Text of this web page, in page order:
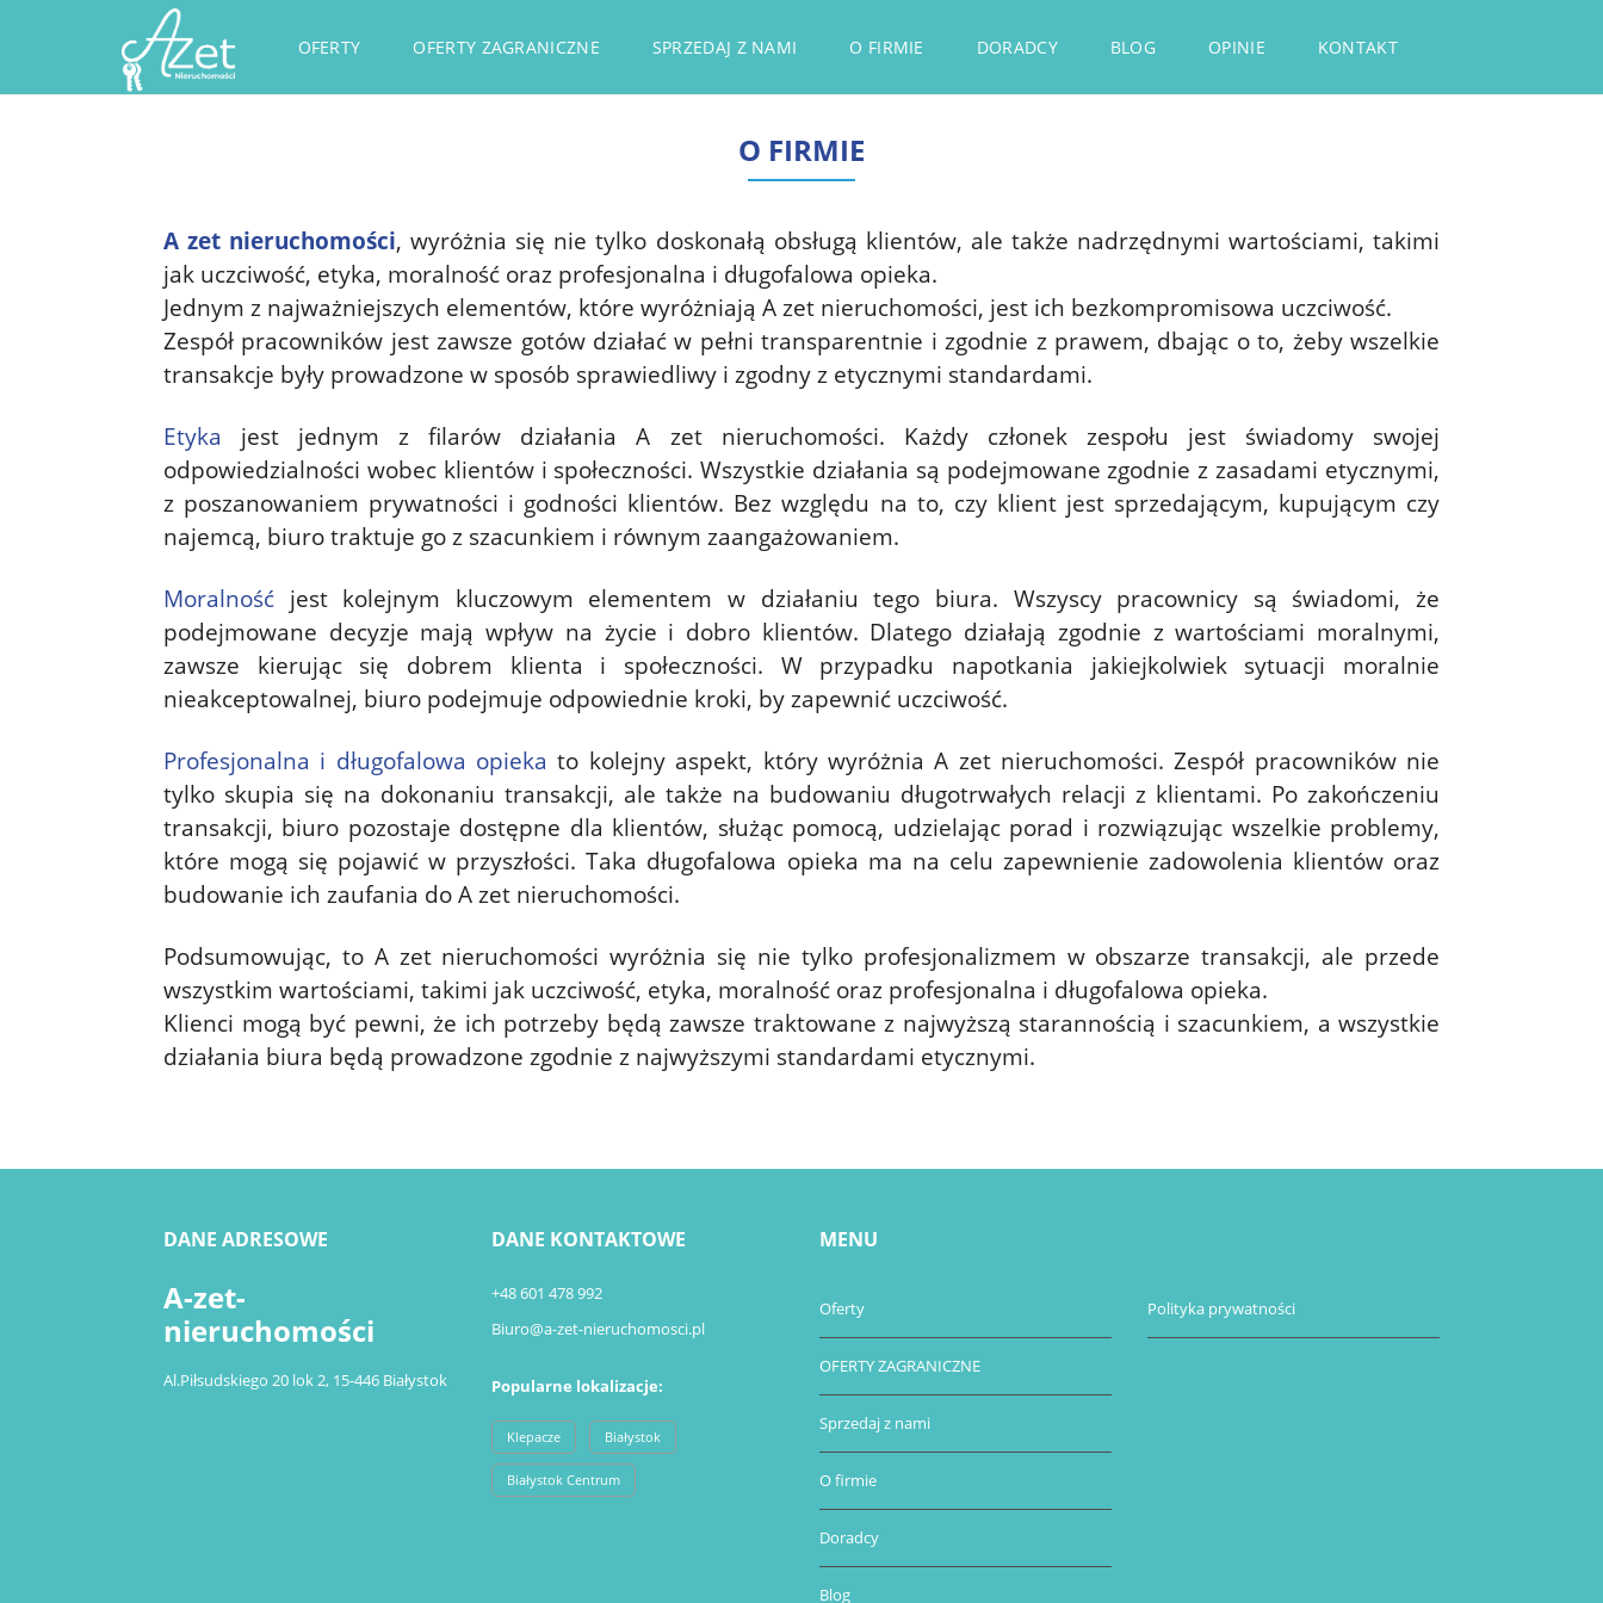
OFERTY OFERTY ZAGRANICZNE SPRZEDAJ Z NAMI O FIRMIE DORADCY BLOG OPINIE KONTAKT
O FIRMIE
A zet nieruchomości, wyróżnia się nie tylko doskonałą obsługą klientów, ale także nadrzędnymi wartościami, takimi
jak uczciwość, etyka, moralność oraz profesjonalna i długofalowa opieka.
Jednym z najważniejszych elementów, które wyróżniają A zet nieruchomości, jest ich bezkompromisowa uczciwość.
Zespół pracowników jest zawsze gotów działać w pełni transparentnie i zgodnie z prawem, dbając o to, żeby wszelkie
transakcje były prowadzone w sposób sprawiedliwy i zgodny z etycznymi standardami.
Etyka jest jednym z filarów działania A zet nieruchomości. Każdy członek zespołu jest świadomy swojej
odpowiedzialności wobec klientów i społeczności. Wszystkie działania są podejmowane zgodnie z zasadami etycznymi,
z poszanowaniem prywatności i godności klientów. Bez względu na to, czy klient jest sprzedającym, kupującym czy
najemcą, biuro traktuje go z szacunkiem i równym zaangażowaniem.
Moralność jest kolejnym kluczowym elementem w działaniu tego biura. Wszyscy pracownicy są świadomi, że
podejmowane decyzje mają wpływ na życie i dobro klientów. Dlatego działają zgodnie z wartościami moralnymi,
zawsze kierując się dobrem klienta i społeczności. W przypadku napotkania jakiejkolwiek sytuacji moralnie
nieakceptowalnej, biuro podejmuje odpowiednie kroki, by zapewnić uczciwość.
Profesjonalna i długofalowa opieka to kolejny aspekt, który wyróżnia A zet nieruchomości. Zespół pracowników nie
tylko skupia się na dokonaniu transakcji, ale także na budowaniu długotrwałych relacji z klientami. Po zakończeniu
transakcji, biuro pozostaje dostępne dla klientów, służąc pomocą, udzielając porad i rozwiązując wszelkie problemy,
które mogą się pojawić w przyszłości. Taka długofalowa opieka ma na celu zapewnienie zadowolenia klientów oraz
budowanie ich zaufania do A zet nieruchomości.
Podsumowując, to A zet nieruchomości wyróżnia się nie tylko profesjonalizmem w obszarze transakcji, ale przede
wszystkim wartościami, takimi jak uczciwość, etyka, moralność oraz profesjonalna i długofalowa opieka.
Klienci mogą być pewni, że ich potrzeby będą zawsze traktowane z najwyższą starannością i szacunkiem, a wszystkie
działania biura będą prowadzone zgodnie z najwyższymi standardami etycznymi.
DANE ADRESOWE
A-zet-
nieruchomości
Al.Piłsudskiego 20 lok 2, 15-446 Białystok
DANE KONTAKTOWE
+48 601 478 992
Biuro@a-zet-nieruchomosci.pl
Popularne lokalizacje:
Klepacze Białystok
Białystok Centrum
MENU
Oferty
OFERTY ZAGRANICZNE
Sprzedaj z nami
O firmie
Doradcy
Blog
Polityka prywatności